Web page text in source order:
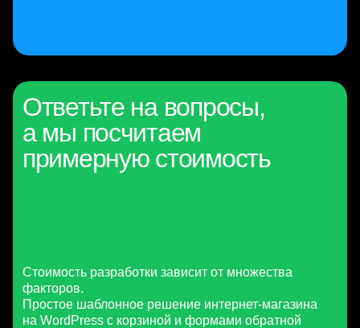
Ответьте на вопросы,
а мы посчитаем
примерную стоимость
Стоимость разработки зависит от множества
факторов.
Простое шаблонное решение интернет-магазина
на WordPress с корзиной и формами обратной